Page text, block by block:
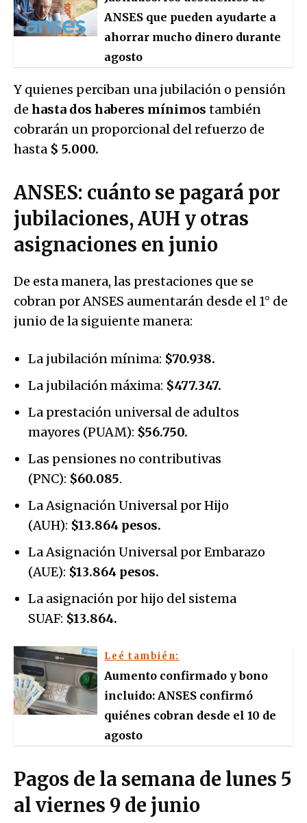
ANSES que pueden ayudarte a
ahorrar mucho dinero durante
agosto
Y quienes perciban una jubilación o pensión
de hasta dos haberes mínimos también
cobrarán un proporcional del refuerzo de
hasta $ 5.000.
ANSES: cuánto se pagará por
jubilaciones, AUH y otras
asignaciones en junio
De esta manera, las prestaciones que se
cobran por ANSES aumentarán desde el 1° de
junio de la siguiente manera:
La jubilación mínima: $70.938.
La jubilación máxima: $477.347.
La prestación universal de adultos
mayores (PUAM): $56.750.
Las pensiones no contributivas
(PNC): $60.085.
La Asignación Universal por Hijo
(AUH): $13.864 pesos.
La Asignación Universal por Embarazo
(AUE): $13.864 pesos.
La asignación por hijo del sistema
SUAF: $13.864.
Leé también:
Aumento confirmado y bono
incluido: ANSES confirmó
quiénes cobran desde el 10 de
agosto
Pagos de la semana de lunes 5
al viernes 9 de junio